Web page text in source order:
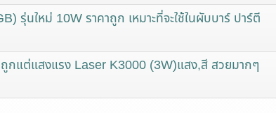
รุ่นใหม่ 10W ราคาถูก เหมาะที่จะใช้ในผับบาร์ ปาร์ตี
ถูกแต่แสงแรง Laser K3000 (3W)แสง,สี สวยมากๆ